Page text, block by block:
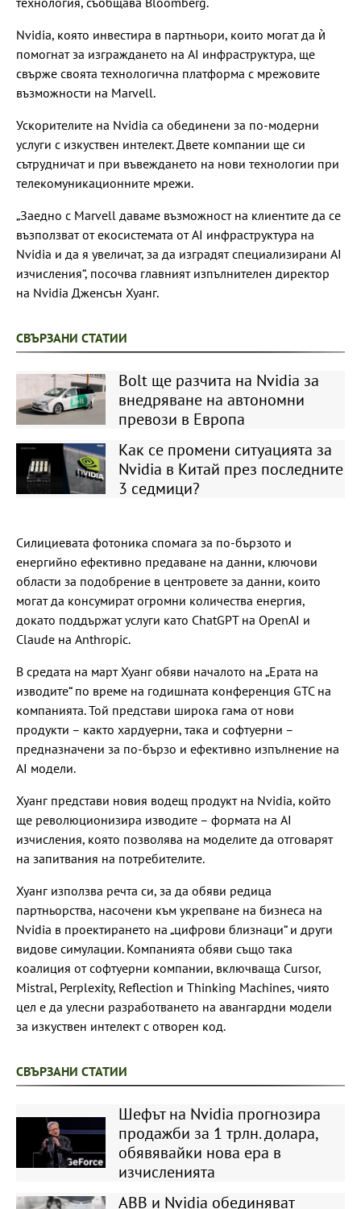
Nvidia, която инвестира в партньори, които могат да ѝ
помогнат за изграждането на AI инфраструктура, ще
свърже своята технологична платформа с мрежовите
възможности на Marvell.
Ускорителите на Nvidia са обединени за по-модерни
услуги с изкуствен интелект. Двете компании ще си
сътрудничат и при въвеждането на нови технологии при
телекомуникационните мрежи.
„Заедно с Marvell даваме възможност на клиентите да се
възползват от екосистемата от AI инфраструктура на
Nvidia и да я увеличат, за да изградят специализирани AI
изчисления“, посочва главният изпълнителен директор
на Nvidia Дженсън Хуанг.
СВЪРЗАНИ СТАТИИ
Bolt ще разчита на Nvidia за
внедряване на автономни
превози в Европа
Как се промени ситуацията за
Nvidia в Китай през последните
3 седмици?
Силициевата фотоника спомага за по-бързото и
енергийно ефективно предаване на данни, ключови
области за подобрение в центровете за данни, които
могат да консумират огромни количества енергия,
докато поддържат услуги като ChatGPT на OpenAI и
Claude на Anthropic.
В средата на март Хуанг обяви началото на „Ерата на
изводите“ по време на годишната конференция GTC на
компанията. Той представи широка гама от нови
продукти – както хардуерни, така и софтуерни –
предназначени за по-бързо и ефективно изпълнение на
AI модели.
Хуанг представи новия водещ продукт на Nvidia, който
ще революционизира изводите – формата на AI
изчисления, която позволява на моделите да отговарят
на запитвания на потребителите.
Хуанг използва речта си, за да обяви редица
партньорства, насочени към укрепване на бизнеса на
Nvidia в проектирането на „цифрови близнаци“ и други
видове симулации. Компанията обяви също така
коалиция от софтуерни компании, включваща Cursor,
Mistral, Perplexity, Reflection и Thinking Machines, чиято
цел е да улесни разработването на авангардни модели
за изкуствен интелект с отворен код.
СВЪРЗАНИ СТАТИИ
Шефът на Nvidia прогнозира
продажби за 1 трлн. долара,
обявявайки нова ера в
изчисленията
ABB и Nvidia обединяват